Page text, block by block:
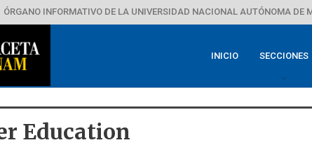
ÓRGANO INFORMATIVO DE LA UNIVERSIDAD NACIONAL AUTÓNOMA DE
INICIO SECCIONES
Education